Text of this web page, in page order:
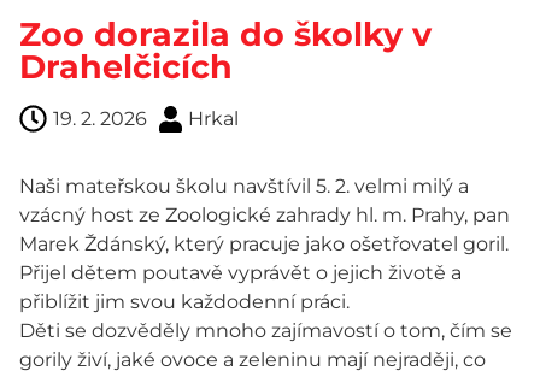
Zoo dorazila do školky v
Drahelčicích
19. 2. 2026 Hrkal
Naši mateřskou školu navštívil 5. 2. velmi milý a
vzácný host ze Zoologické zahrady hl. m. Prahy, pan
Marek Ždánský, který pracuje jako ošetřovatel goril.
Přijel dětem poutavě vyprávět o jejich životě a
přiblížit jim svou každodenní práci.
Děti se dozvěděly mnoho zajímavostí o tom, čím se
gorily živí, jaké ovoce a zeleninu mají nejraději, co